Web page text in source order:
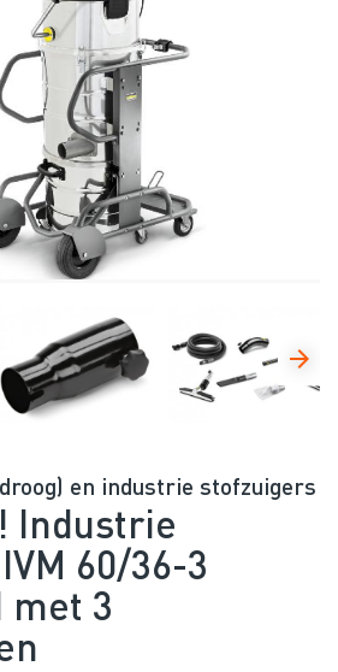
en industrie stofzuigers
Industrie
60/36-3
met 3